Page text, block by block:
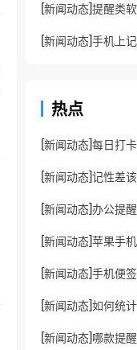
[新闻动态]
[新闻动态]
热点
[新闻动态]
[新闻动态]
[新闻动态]
[新闻动态]
[新闻动态]
[新闻动态]
[新闻动态]